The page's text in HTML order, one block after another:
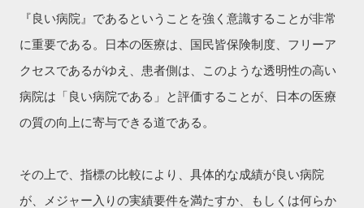
『良い病院』であるということを強く意識することが非常
に重要である。日本の医療は、国民皆保険制度、フリーア
クセスであるがゆえ、患者側は、このような透明性の高い
病院は「良い病院である」と評価することが、日本の医療
の質の向上に寄与できる道である。
その上で、指標の比較により、具体的な成績が良い病院
が、メジャー入りの実績要件を満たすか、もしくは何らか